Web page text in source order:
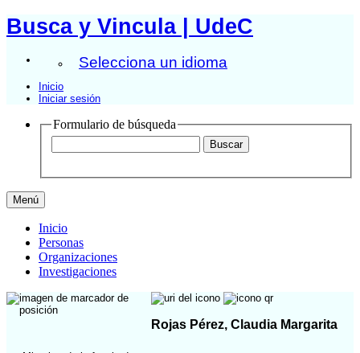
Busca y Vincula | UdeC
Selecciona un idioma
Inicio
Iniciar sesión
Formulario de búsqueda
Menú
Inicio
Personas
Organizaciones
Investigaciones
Rojas Pérez, Claudia Margarita